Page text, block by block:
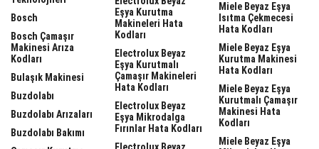
Bosch
Bosch Çamaşır
Makinesi Arıza
Kodları
Bulaşık Makinesi
Buzdolabı
Buzdolabı Arızaları
Buzdolabı Bakımı
Eşya Kurutma
Makineleri Hata
Kodları
Electrolux Beyaz
Eşya Kurutmalı
Çamaşır Makineleri
Hata Kodları
Electrolux Beyaz
Eşya Mikrodalga
Fırınlar Hata Kodları
Miele Beyaz Eşya
Isıtma Çekmecesi
Hata Kodları
Miele Beyaz Eşya
Kurutma Makinesi
Hata Kodları
Miele Beyaz Eşya
Kurutmalı Çamaşır
Makinesi Hata
Kodları
Miele Beyaz Eşya